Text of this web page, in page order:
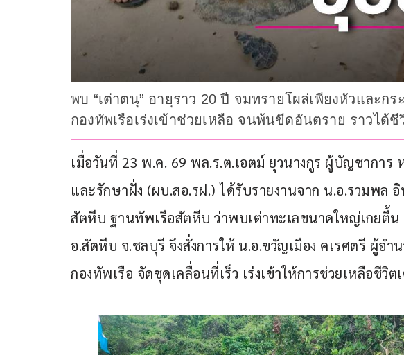
พบ “เต่าตนุ” อายุราว 20 ปี จมทรายโผล่เพียงหัวและ
กองทัพเรือเร่งเข้าช่วยเหลือ จนพ้นขีดอันตราย ราวไ
เมื่อวันที่ 23 พ.ค. 69 พล.ร.ต.เอตม์ ยุวนางกูร ผู้บัญชาการ
และรักษาฝั่ง (ผบ.สอ.รฝ.) ได้รับรายงานจาก น.อ.รวมพล
สัตหีบ ฐานทัพเรือสัตหีบ ว่าพบเต่าทะเลขนาดใหญ่เกยตื้น
อ.สัตหีบ จ.ชลบุรี จึงสั่งการให้ น.อ.ขวัญเมือง คเรศตรี ผู้อํ
กองทัพเรือ จัดชุดเคลื่อนที่เร็ว เร่งเข้าให้การช่วยเหลือชีวิ